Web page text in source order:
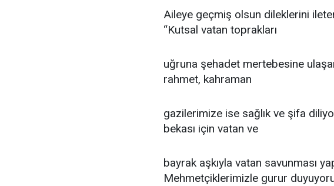
Aileye geçmiş olsun dileklerini
“Kutsal vatan toprakları
uğruna şehadet mertebesine
rahmet, kahraman
gazilerimize ise sağlık ve şifa
bekası için vatan ve
bayrak aşkıyla vatan savunması
Mehmetçiklerimizle gurur